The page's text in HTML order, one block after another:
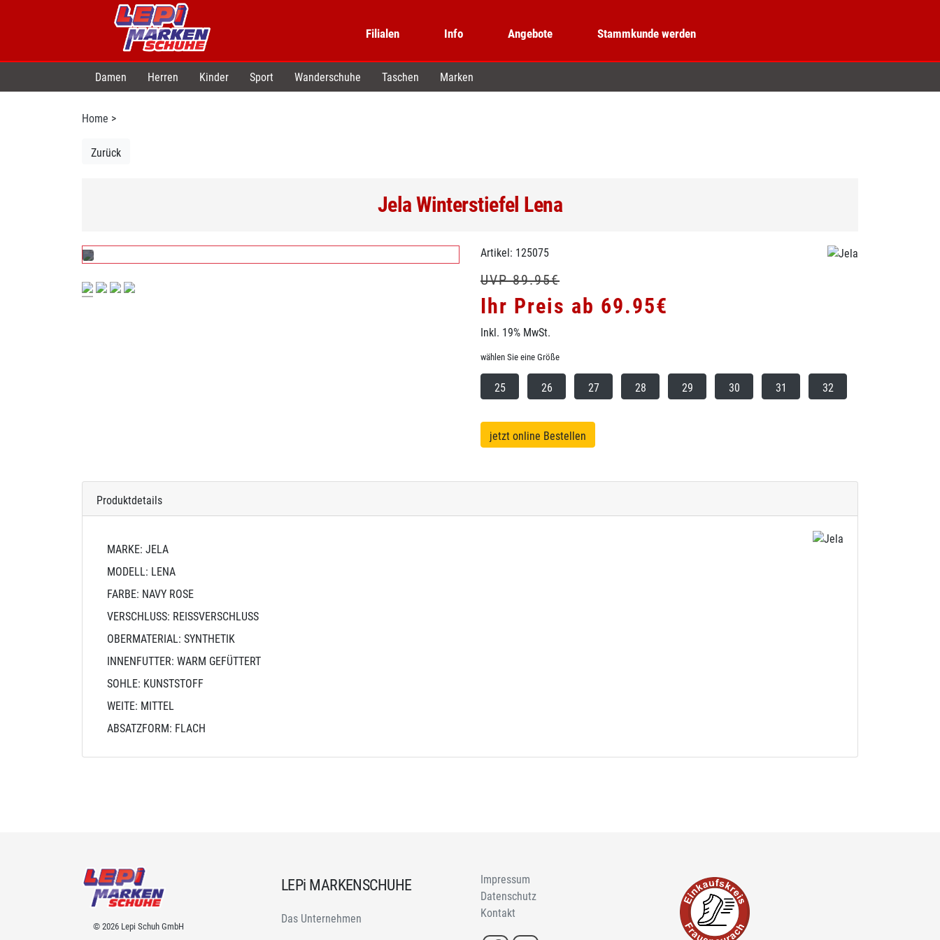
Filialen Info Angebote Stammkunde werden
Damen Herren Kinder Sport Wanderschuhe Taschen Marken
Home >
Zurück
Jela Winterstiefel Lena
Artikel: 125075
UVP 89.95€
Ihr Preis ab 69.95€
Inkl. 19% MwSt.
wählen Sie eine Größe
25 26 27 28 29 30 31 32
jetzt online Bestellen
Produktdetails
MARKE: JELA
MODELL: LENA
FARBE: NAVY ROSE
VERSCHLUSS: REISSVERSCHLUSS
OBERMATERIAL: SYNTHETIK
INNENFUTTER: WARM GEFÜTTERT
SOHLE: KUNSTSTOFF
WEITE: MITTEL
ABSATZFORM: FLACH
© 2026 Lepi Schuh GmbH
LEPi MARKENSCHUHE
Das Unternehmen
Impressum
Datenschutz
Kontakt